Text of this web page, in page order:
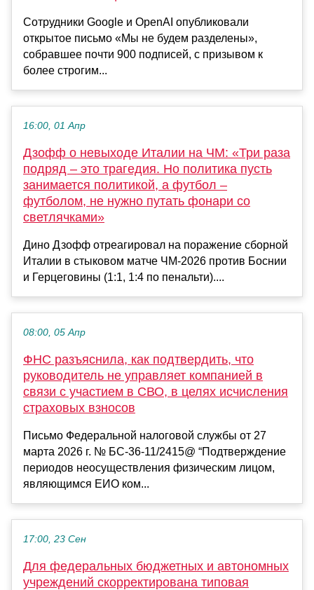
Сотрудники Google и OpenAI опубликовали
открытое письмо «Мы не будем разделены»,
собравшее почти 900 подписей, с призывом к
более строгим...
16:00, 01 Апр
Дзофф о невыходе Италии на ЧМ: «Три раза
подряд – это трагедия. Но политика пусть
занимается политикой, а футбол –
футболом, не нужно путать фонари со
светлячками»
Дино Дзофф отреагировал на поражение сборной
Италии в стыковом матче ЧМ-2026 против Боснии
и Герцеговины (1:1, 1:4 по пенальти)....
08:00, 05 Апр
ФНС разъяснила, как подтвердить, что
руководитель не управляет компанией в
связи с участием в СВО, в целях исчисления
страховых взносов
Письмо Федеральной налоговой службы от 27
марта 2026 г. № БС-36-11/2415@ “Подтверждение
периодов неосуществления физическим лицом,
являющимся ЕИО ком...
17:00, 23 Сен
Для федеральных бюджетных и автономных
учреждений скорректирована типовая